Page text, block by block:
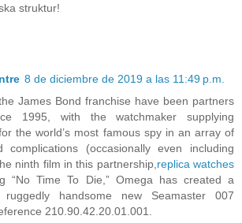
struktur!
8 de diciembre de 2019 a las 11:49 p.m.
James Bond franchise have been partners
1995, with the watchmaker supplying
the world’s most famous spy in an array of
complications (occasionally even including
ninth film in this partnership,replica watches
“No Time To Die,” Omega has created a
handsome new Seamaster 007
210.90.42.20.01.001.